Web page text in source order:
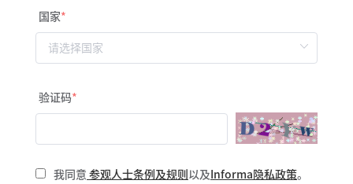
国家
验证码
我同意 参观人士条例及规则以及Informa隐私政策。